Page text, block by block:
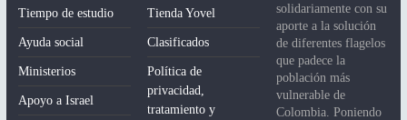
Tiempo de estudio
Ayuda social
Ministerios
Apoyo a Israel
Tienda Yovel
Clasificados
Política de
privacidad,
tratamiento y
solidariamente con su
aporte a la solución
de diferentes flagelos
que padece la
población más
vulnerable de
Colombia. Poniendo